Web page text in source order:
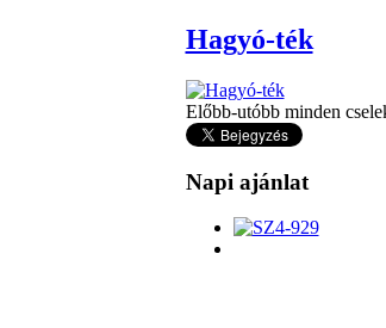
Hagyó-ték
Előbb-utóbb minden
Napi ajánlat